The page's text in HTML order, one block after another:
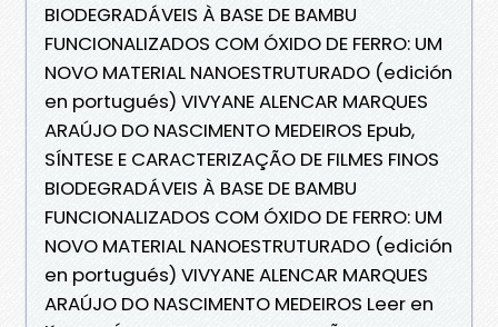
BIODEGRADÁVEIS À BASE DE BAMBU
FUNCIONALIZADOS COM ÓXIDO DE FERRO: UM
NOVO MATERIAL NANOESTRUTURADO (edición
en portugués) VIVYANE ALENCAR MARQUES
ARAÚJO DO NASCIMENTO MEDEIROS Epub,
SÍNTESE E CARACTERIZAÇÃO DE FILMES FINOS
BIODEGRADÁVEIS À BASE DE BAMBU
FUNCIONALIZADOS COM ÓXIDO DE FERRO: UM
NOVO MATERIAL NANOESTRUTURADO (edición
en portugués) VIVYANE ALENCAR MARQUES
ARAÚJO DO NASCIMENTO MEDEIROS Leer en